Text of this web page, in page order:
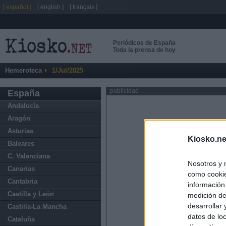
Nosotros y
como
medición
desarrollar
datos de
Periódicos de España
Toda la prensa de hoy
Hemeroteca 1/Jul/2025
España
Andalucía
Aragón
Asturias
Baleares
C. Valenciana
Canarias
Cantabria
Castilla y León
Castilla-La Mancha
Cataluña
publicidad
[ español ] [ english ] [ français ]